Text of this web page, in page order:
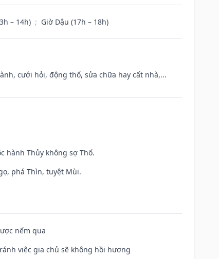
– 14h) ; Giờ Dậu (17h – 18h)
cưới hỏi, động thổ, sửa chữa hay cất nhà,...
hành Thủy không sợ Thổ.
phá Thìn, tuyệt Mùi.
nếm qua
việc gia chủ sẽ không hồi hương